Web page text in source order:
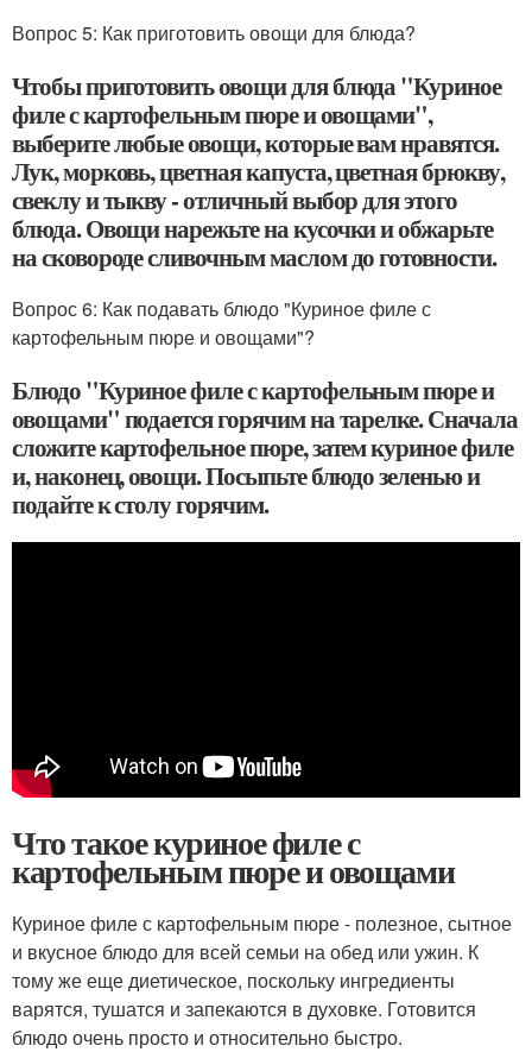
Вопрос 5: Как приготовить овощи для блюда?
Чтобы приготовить овощи для блюда "Куриное
филе с картофельным пюре и овощами",
выберите любые овощи, которые вам нравятся.
Лук, морковь, цветная капуста, цветная брюкву,
свеклу и тыкву - отличный выбор для этого
блюда. Овощи нарежьте на кусочки и обжарьте
на сковороде сливочным маслом до готовности.
Вопрос 6: Как подавать блюдо "Куриное филе с
картофельным пюре и овощами"?
Блюдо "Куриное филе с картофельным пюре и
овощами" подается горячим на тарелке. Сначала
сложите картофельное пюре, затем куриное филе
и, наконец, овощи. Посыпьте блюдо зеленью и
подайте к столу горячим.
Что такое куриное филе с
картофельным пюре и овощами
Куриное филе с картофельным пюре - полезное, сытное
и вкусное блюдо для всей семьи на обед или ужин. К
тому же еще диетическое, поскольку ингредиенты
варятся, тушатся и запекаются в духовке. Готовится
блюдо очень просто и относительно быстро.